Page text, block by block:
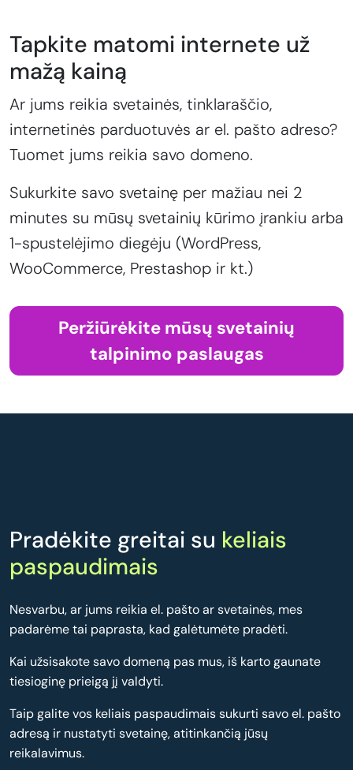
Tapkite matomi internete už
mažą kainą
Ar jums reikia svetainės, tinklaraščio,
internetinės parduotuvės ar el. pašto adreso?
Tuomet jums reikia savo domeno.
Sukurkite savo svetainę per mažiau nei 2
minutes su mūsų svetainių kūrimo įrankiu arba
1-spustelėjimo diegėju (WordPress,
WooCommerce, Prestashop ir kt.)
Peržiūrėkite mūsų svetainių
talpinimo paslaugas
Pradėkite greitai su keliais
paspaudimais
Nesvarbu, ar jums reikia el. pašto ar svetainės, mes
padarėme tai paprasta, kad galėtumėte pradėti.
Kai užsisakote savo domeną pas mus, iš karto gaunate
tiesioginę prieigą jį valdyti.
Taip galite vos keliais paspaudimais sukurti savo el. pašto
adresą ir nustatyti svetainę, atitinkančią jūsų
reikalavimus.